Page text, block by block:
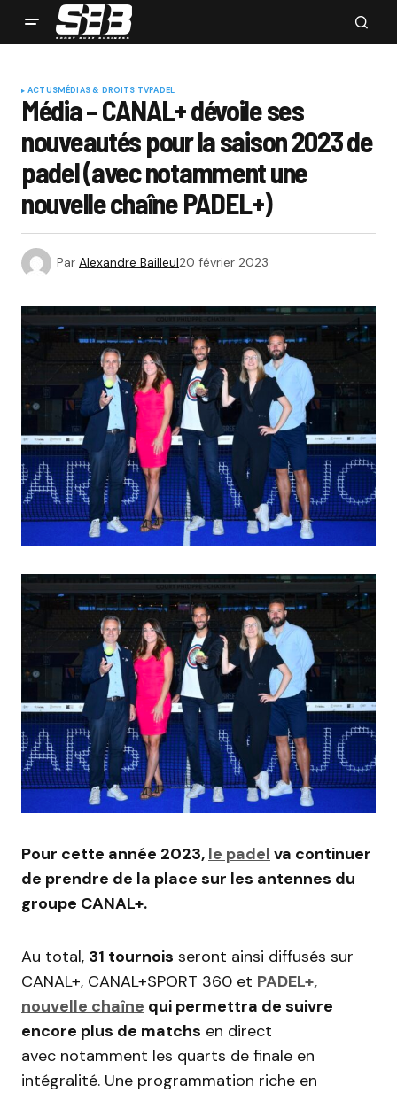
ACTUSMÉDIAS & DROITS TVPADEL
Média – CANAL+ dévoile ses
nouveautés pour la saison 2023 de
padel (avec notamment une
nouvelle chaîne PADEL+)
Par Alexandre Bailleul20 février 2023
Pour cette année 2023, le padel va continuer
de prendre de la place sur les antennes du
groupe CANAL+.
Au total, 31 tournois seront ainsi diffusés sur
CANAL+, CANAL+SPORT 360 et PADEL+,
nouvelle chaîne qui permettra de suivre
encore plus de matchs en direct
avec notamment les quarts de finale en
intégralité. Une programmation riche en